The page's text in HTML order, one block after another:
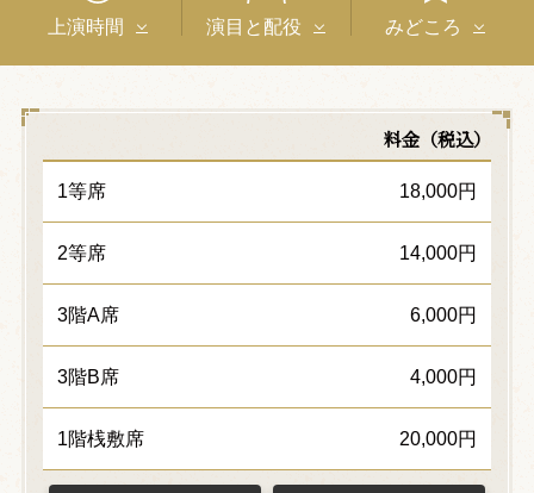
上演時間 演目と配役 みどころ
料金（税込）
1等席 18,000円
2等席 14,000円
3階A席 6,000円
3階B席 4,000円
1階桟敷席 20,000円